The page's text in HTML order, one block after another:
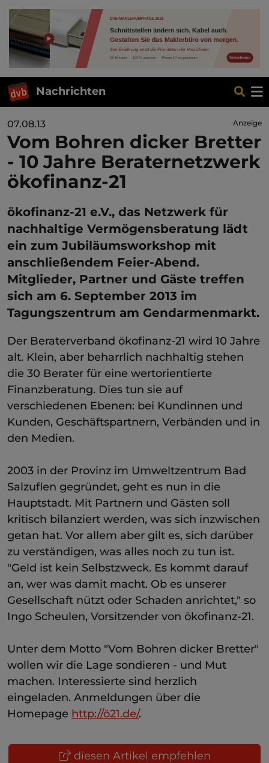
Nachrichten
Anzeige
07.08.13
Vom Bohren dicker Bretter
- 10 Jahre Beraternetzwerk
ökofinanz-21
ökofinanz-21 e.V., das Netzwerk für
nachhaltige Vermögensberatung lädt
ein zum Jubiläumsworkshop mit
anschließendem Feier-Abend.
Mitglieder, Partner und Gäste treffen
sich am 6. September 2013 im
Tagungszentrum am Gendarmenmarkt.
Der Beraterverband ökofinanz-21 wird 10 Jahre
alt. Klein, aber beharrlich nachhaltig stehen
die 30 Berater für eine wertorientierte
Finanzberatung. Dies tun sie auf
verschiedenen Ebenen: bei Kundinnen und
Kunden, Geschäftspartnern, Verbänden und in
den Medien.
2003 in der Provinz im Umweltzentrum Bad
Salzuflen gegründet, geht es nun in die
Hauptstadt. Mit Partnern und Gästen soll
kritisch bilanziert werden, was sich inzwischen
getan hat. Vor allem aber gilt es, sich darüber
zu verständigen, was alles noch zu tun ist.
"Geld ist kein Selbstzweck. Es kommt darauf
an, wer was damit macht. Ob es unserer
Gesellschaft nützt oder Schaden anrichtet," so
Ingo Scheulen, Vorsitzender von ökofinanz-21.
Unter dem Motto "Vom Bohren dicker Bretter"
wollen wir die Lage sondieren - und Mut
machen. Interessierte sind herzlich
eingeladen. Anmeldungen über die
Homepage http://ö21.de/.
diesen Artikel empfehlen